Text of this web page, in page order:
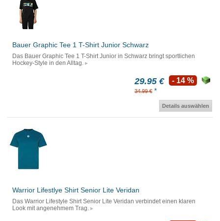
Bauer Graphic Tee 1 T-Shirt Junior Schwarz
Das Bauer Graphic Tee 1 T-Shirt Junior in Schwarz bringt sportlichen
Hockey-Style in den Alltag.
29.95 €
34.99 € *
- 14 %
Details auswählen
Warrior Lifestlye Shirt Senior Lite Veridan
Das Warrior Lifestyle Shirt Senior Lite Veridan verbindet einen klaren
Look mit angenehmem Trag.